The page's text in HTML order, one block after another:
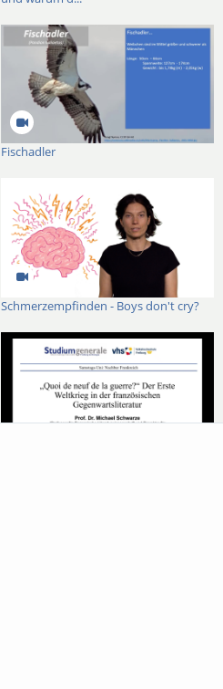
Fischadler
Schmerzempfinden - Boys don't cry?